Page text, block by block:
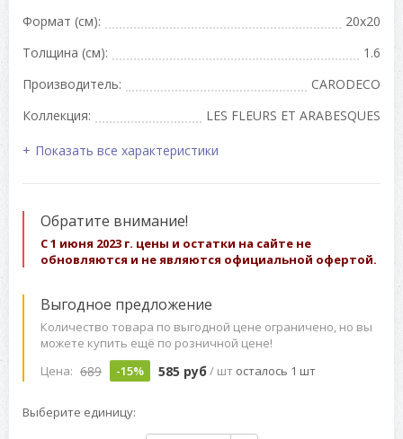
Формат (см):
20x20
Толщина (см):
1.6
Производитель:
CARODECO
Коллекция:
LES FLEURS ET ARABESQUES
Показать все характеристики
Обратите внимание!
С 1 июня 2023 г. цены и остатки на сайте не
обновляются и не являются официальной офертой.
Выгодное предложение
Количество товара по выгодной цене ограничено, но вы
можете купить ещё по розничной цене!
Цена: 689 -15% 585 руб / шт осталось 1 шт
Выберите единицу: